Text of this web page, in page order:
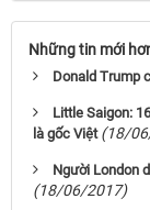
Những tin mới
Donald Trump
Little Saigon:
là gốc Việt (18/
Người London
(18/06/2017)